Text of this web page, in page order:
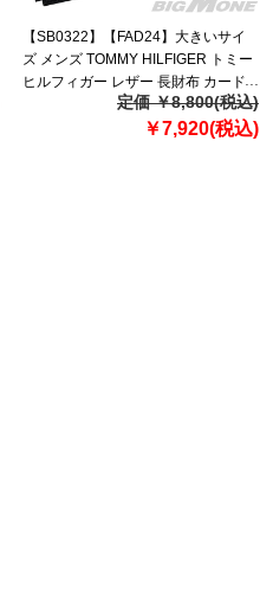
【SB0322】【FAD24】大きいサイ
ズ メンズ TOMMY HILFIGER トミー
ヒルフィガー レザー 長財布 カード
ケース PASSCASE WALLET USA直
定価 ￥8,800(税込)
￥7,920(税込)